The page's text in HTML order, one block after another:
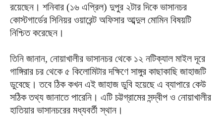
রয়েছেন। শনিবার (১৬ এপ্রিল) দুপুর ২টার দিকে ভাসানচর
কোস্টগার্ডের সিনিয়র ওয়ারেন্ট অফিসার আব্দুল মোমিন বিষয়টি
নিশ্চিত করেছেন।
তিনি জানান, নোয়াখালীর ভাসানচর থেকে ১২ নটিক্যাল মাইল দূরে
গাঙ্গিরার চর থেকে ৫ কিলোমিটার দক্ষিণে সাঙ্গুর কাছাকাছি জাহাজটি
ডুবেছে। তবে ঠিক কখন এই জাহাজ ডুবি হয়েছে এ ব্যাপারে কেউ
সঠিক তথ্য জানাতে পারেনি। এটি চট্টগ্রামের সন্দ্বীপ ও নোয়াখালীর
হাতিয়ার ভাসানচরের মধ্যবর্তী স্থান।